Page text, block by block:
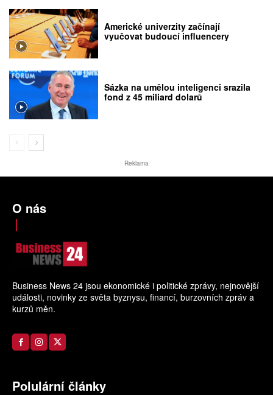
Americké univerzity začínají
vyučovat budoucí influencery
Sázka na umělou inteligenci srazila
fond z 45 miliard dolarů
Reklama
O nás
Business News 24 jsou ekonomické i politické zprávy, nejnovější
události, novinky ze světa byznysu, financí, burzovních zpráv a
kurzů měn.
Polulární články